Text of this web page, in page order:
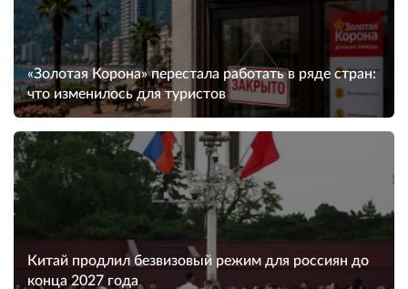
«Золотая Корона» перестала работать в ряде стран:
что изменилось для туристов
Китай продлил безвизовый режим для россиян до
конца 2027 года